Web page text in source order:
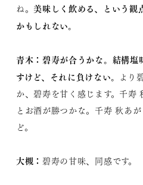
ね。 美味しく飲める、という観
かもしれない。
青木： 碧寿が合うかな。結構塩
すけど、それに負けない。
より
か、碧寿を甘く感じます。千寿
とお酒が勝つかな。千寿 秋あ
ど。
大槻： 碧寿の甘味、同感です。